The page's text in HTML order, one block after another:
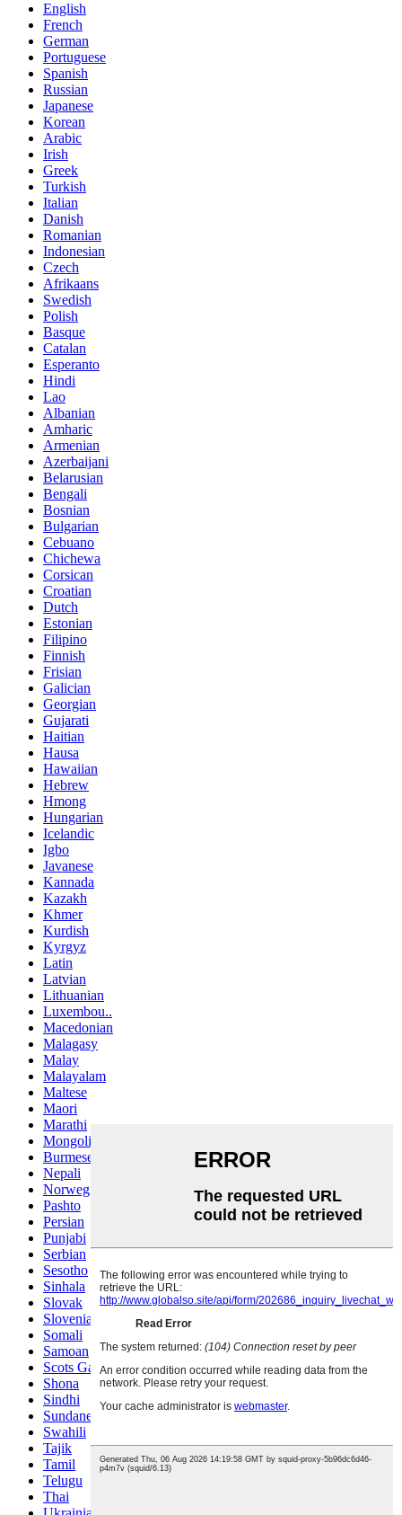
English
French
German
Portuguese
Spanish
Russian
Japanese
Korean
Arabic
Irish
Greek
Turkish
Italian
Danish
Romanian
Indonesian
Czech
Afrikaans
Swedish
Polish
Basque
Catalan
Esperanto
Hindi
Lao
Albanian
Amharic
Armenian
Azerbaijani
Belarusian
Bengali
Bosnian
Bulgarian
Cebuano
Chichewa
Corsican
Croatian
Dutch
Estonian
Filipino
Finnish
Frisian
Galician
Georgian
Gujarati
Haitian
Hausa
Hawaiian
Hebrew
Hmong
Hungarian
Icelandic
Igbo
Javanese
Kannada
Kazakh
Khmer
Kurdish
Kyrgyz
Latin
Latvian
Lithuanian
Luxembou..
Macedonian
Malagasy
Malay
Malayalam
Maltese
Maori
Marathi
Mongolian
Burmese
Nepali
Norwegian
Pashto
Persian
Punjabi
Serbian
Sesotho
Sinhala
Slovak
Slovenian
Somali
Samoan
Scots Gaelic
Shona
Sindhi
Sundanese
Swahili
Tajik
Tamil
Telugu
Thai